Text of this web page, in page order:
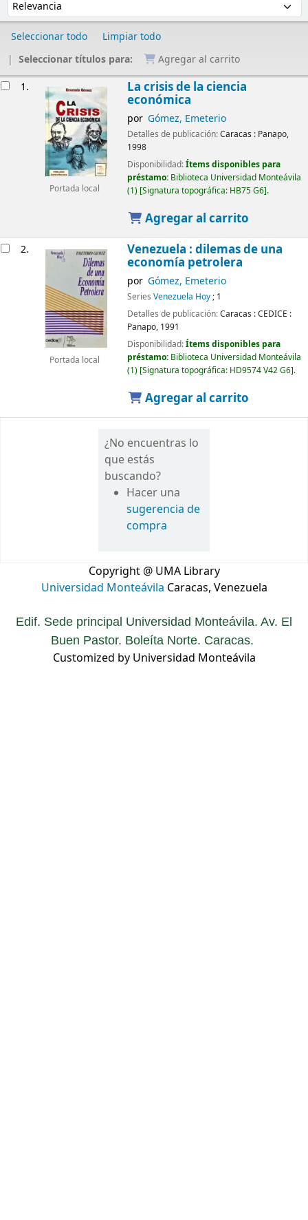
Seleccionar todo
Limpiar todo
Seleccionar títulos para:
Agregar al carrito
1.
Portada local
La crisis de la ciencia
económica
por Gómez, Emeterio
Detalles de publicación:Caracas : Panapo,
1998
Disponibilidad:Ítems disponibles para
préstamo: Biblioteca Universidad Monteávila
(1) Signatura topográfica: HB75 G6 .
Agregar al carrito
2.
Portada local
Venezuela : dilemas de una
economía petrolera
por Gómez, Emeterio
Series Venezuela Hoy; 1
Detalles de publicación:Caracas :CEDICE :
Panapo, 1991
Disponibilidad:Ítems disponibles para
préstamo: Biblioteca Universidad Monteávila
(1) Signatura topográfica: HD9574 V42 G6 .
Agregar al carrito
¿No encuentras lo
que estás
buscando?
Hacer una
sugerencia de
compra
Copyright @ UMA Library
Universidad Monteávila Caracas, Venezuela
Edif. Sede principal Universidad Monteávila. Av. El
Buen Pastor. Boleíta Norte. Caracas.
Customized by Universidad Monteávila